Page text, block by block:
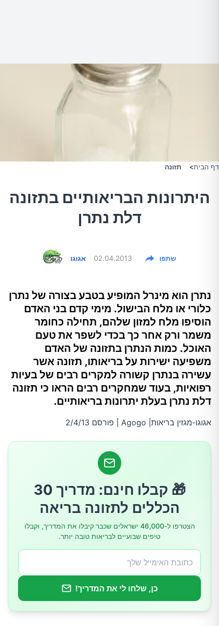
דף הבית> תזונה
היתרונות הבריאותיים בתזונה
דלת נתרן
אגוגו 02.04.2013 שתפו
נתרן הוא מינרל המופיע בטבע בצורה של נתרן
כלורי או מלח הבישול. מימי קדם בני האדם
הוסיפו מלח למזון שלהם, תחילה כחומר
משמר ורק אחר כך בכדי לשפר את טעם
האוכל. כמות הנתרן בתזונה של האדם
משפיעה ישירות על בריאותו, תזונה אשר
עשירה בנתרן קשורה למקרים רבים של בעיות
רפואיות, בעוד שמחקרים רבים הראו כי תזונה
דלת נתרן בעלת יתרונות בריאותיים.
אגוגו-מגזין בריאות| Agogo | פורסם 2/4/13
🎁 קבלו חינם: מדריך 30
הכללים לתזונה בריאה
הצטרפו ל-46,000 ישראלים שכבר קיבלו את המדריך, וקבלו
טיפים שבועיים לבריאות טובה יותר.
כן, שלחו לי את המדריך!